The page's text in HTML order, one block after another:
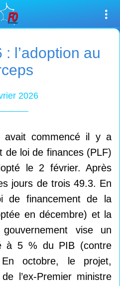
l’adoption au
2026
avait commencé il y a
de loi de finances (PLF)
le 2 février. Après
jours de trois 49.3. En
de financement de la
en décembre) et la
vise un
à 5 % du PIB (contre
octobre, le projet,
l’ex-Premier ministre